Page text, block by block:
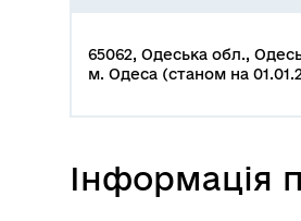
65062, Одеська обл.,
м. Одеса (станом на
Інформація